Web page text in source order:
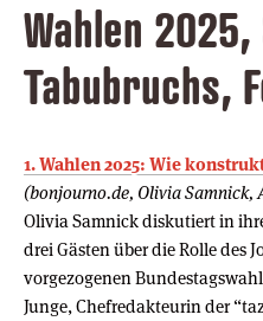
Wahlen
Tabubruchs,
1. Wahlen 2025: Wie
(bonjourno.de, Olivia Samnick,
Olivia Samnick diskutiert in
drei Gästen über die Rolle des
vorgezogenen
Junge, Chefredakteurin der